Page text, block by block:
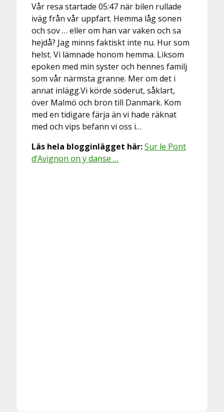
Vår resa startade 05:47 när bilen rullade
iväg från vår uppfart. Hemma låg sonen
och sov … eller om han var vaken och sa
hejdå? Jag minns faktiskt inte nu. Hur som
helst. Vi lämnade honom hemma. Liksom
epoken med min syster och hennes familj
som vår närmsta granne. Mer om det i
annat inlägg.Vi körde söderut, såklart,
över Malmö och bron till Danmark. Kom
med en tidigare färja än vi hade räknat
med och vips befann vi oss i…
Läs hela blogginlägget här:Sur le Pont
d’Avignon on y danse …